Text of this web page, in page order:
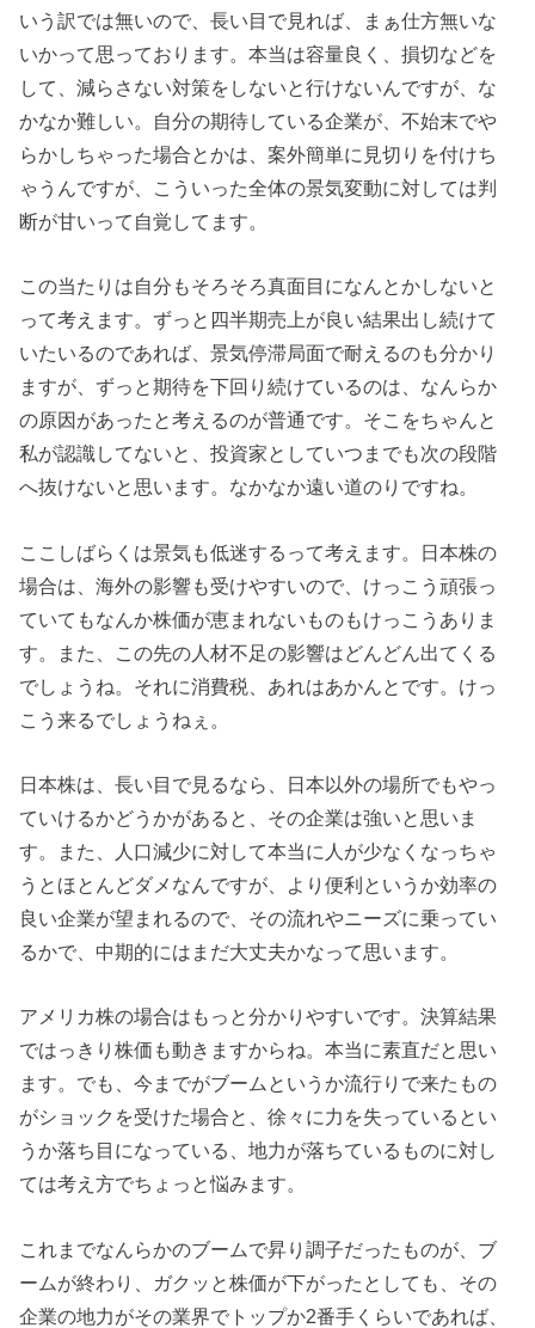
いう訳では無いので、長い目で見れば、まぁ仕方無いな
いかって思っております。本当は容量良く、損切などを
して、減らさない対策をしないと行けないんですが、な
かなか難しい。自分の期待している企業が、不始末でや
らかしちゃった場合とかは、案外簡単に見切りを付けち
ゃうんですが、こういった全体の景気変動に対しては判
断が甘いって自覚してます。
この当たりは自分もそろそろ真面目になんとかしないと
って考えます。ずっと四半期売上が良い結果出し続けて
いたいるのであれば、景気停滞局面で耐えるのも分かり
ますが、ずっと期待を下回り続けているのは、なんらか
の原因があったと考えるのが普通です。そこをちゃんと
私が認識してないと、投資家としていつまでも次の段階
へ抜けないと思います。なかなか遠い道のりですね。
ここしばらくは景気も低迷するって考えます。日本株の
場合は、海外の影響も受けやすいので、けっこう頑張っ
ていてもなんか株価が恵まれないものもけっこうありま
す。また、この先の人材不足の影響はどんどん出てくる
でしょうね。それに消費税、あれはあかんとです。けっ
こう来るでしょうねぇ。
日本株は、長い目で見るなら、日本以外の場所でもやっ
ていけるかどうかがあると、その企業は強いと思いま
す。また、人口減少に対して本当に人が少なくなっちゃ
うとほとんどダメなんですが、より便利というか効率の
良い企業が望まれるので、その流れやニーズに乗ってい
るかで、中期的にはまだ大丈夫かなって思います。
アメリカ株の場合はもっと分かりやすいです。決算結果
ではっきり株価も動きますからね。本当に素直だと思い
ます。でも、今までがブームというか流行りで来たもの
がショックを受けた場合と、徐々に力を失っているとい
うか落ち目になっている、地力が落ちているものに対し
ては考え方でちょっと悩みます。
これまでなんらかのブームで昇り調子だったものが、ブ
ームが終わり、ガクッと株価が下がったとしても、その
企業の地力がその業界でトップか2番手くらいであれば、